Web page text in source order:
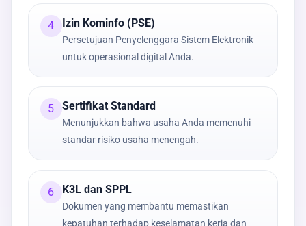
4 Izin Kominfo (PSE)
Persetujuan Penyelenggara Sistem Elektronik
untuk operasional digital Anda.
5 Sertifikat Standard
Menunjukkan bahwa usaha Anda memenuhi
standar risiko usaha menengah.
6 K3L dan SPPL
Dokumen yang membantu memastikan
kepatuhan terhadap keselamatan kerja dan